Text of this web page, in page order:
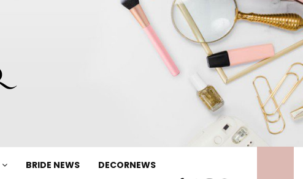
BRIDE NEWS DECORNEWS